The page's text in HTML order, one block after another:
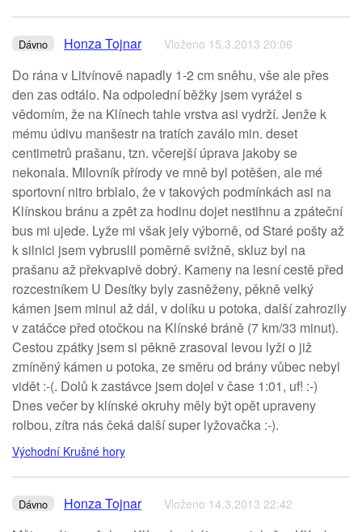
Dávno Honza Tojnar Vloženo 15.3.2013 20:06
Do rána v Litvínově napadly 1-2 cm sněhu, vše ale přes
den zas odtálo. Na odpolední běžky jsem vyrážel s
vědomím, že na Klínech tahle vrstva asi vydrží. Jenže k
mému údivu manšestr na tratích zaválo min. deset
centimetrů prašanu, tzn. včerejší úprava jakoby se
nekonala. Milovník přírody ve mně byl potěšen, ale mé
sportovní nitro brblalo, že v takových podmínkách asi na
Klínskou bránu a zpět za hodinu dojet nestihnu a zpáteční
bus mi ujede. Lyže mi však jely výborně, od Staré pošty až
k silnici jsem vybruslil poměrně svižně, skluz byl na
prašanu až překvapivě dobrý. Kameny na lesní cestě před
rozcestníkem U Desítky byly zasněženy, pěkně velký
kámen jsem minul až dál, v dolíku u potoka, další zahrozily
v zatáčce před otočkou na Klínské bráně (7 km/33 minut).
Cestou zpátky jsem si pěkně zrasoval levou lyži o již
zmíněný kámen u potoka, ze směru od brány vůbec nebyl
vidět :-(. Dolů k zastávce jsem dojel v čase 1:01, uf! :-)
Dnes večer by klínské okruhy měly být opět upraveny
rolbou, zítra nás čeká další super lyžovačka :-).
Východní Krušné hory
Dávno Honza Tojnar Vloženo 14.3.2013 22:42